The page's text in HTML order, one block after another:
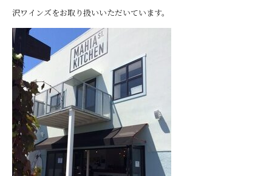
沢ワインズをお取り扱いいただいています。